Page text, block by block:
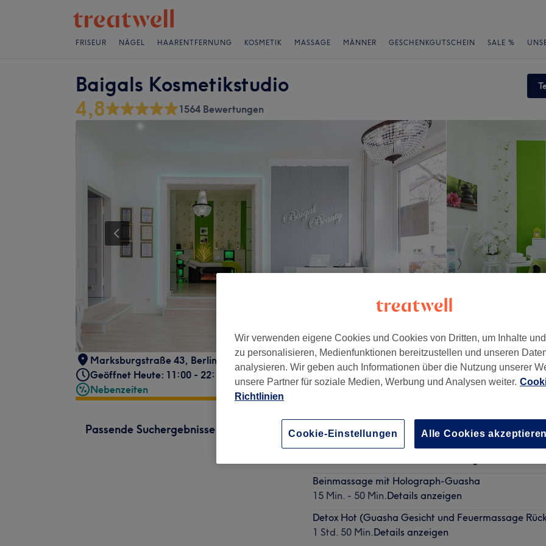
FRISEUR NÄGEL HAARENTFERNUNG KOSMETIK MASSAGE MÄNNER GESCHENKGUTSCHEIN SALE %
Baigals Kosmetikstudio
4,8 1564 Bewertungen
Marksburgstraße 43, Berlin Karlshorst, 10318
Geöffnet Heute: 11:00 - 22:15
Nebenzeiten
Passende Suchergebnisse
Massage Gua Sha mit Jadesteinen nach
Beinmassage mit Holograph-Guasha
15 Min. - 50 Min.Details anzeigen
Detox Hot (Guasha Gesicht und Feuermassage
1 Std. 50 Min.Details anzeigen
Wir verwenden eigene Cookies und Cookies von Dritten, um Inhalte
zu personalisieren, Medienfunktionen bereitzustellen und unseren
analysieren. Wir geben auch Informationen über die Nutzung unserer
unsere Partner für soziale Medien, Werbung und Analysen weiter.
Richtlinien
Cookie-Einstellungen Alle Cookies akzeptieren